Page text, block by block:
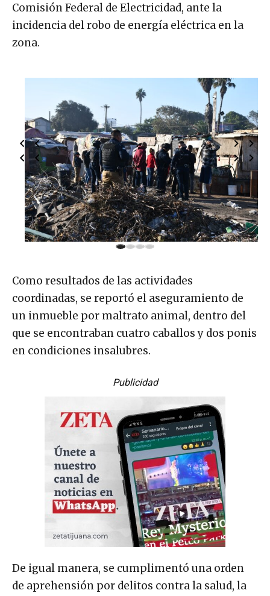
Comisión Federal de Electricidad, ante la
incidencia del robo de energía eléctrica en la
zona.
Como resultados de las actividades
coordinadas, se reportó el aseguramiento de
un inmueble por maltrato animal, dentro del
que se encontraban cuatro caballos y dos ponis
en condiciones insalubres.
Publicidad
De igual manera, se cumplimentó una orden
de aprehensión por delitos contra la salud, la